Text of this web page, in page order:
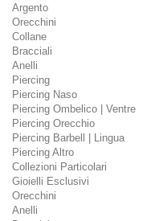
Argento
Orecchini
Collane
Bracciali
Anelli
Piercing
Piercing Naso
Piercing Ombelico | Ventre
Piercing Orecchio
Piercing Barbell | Lingua
Piercing Altro
Collezioni Particolari
Gioielli Esclusivi
Orecchini
Anelli